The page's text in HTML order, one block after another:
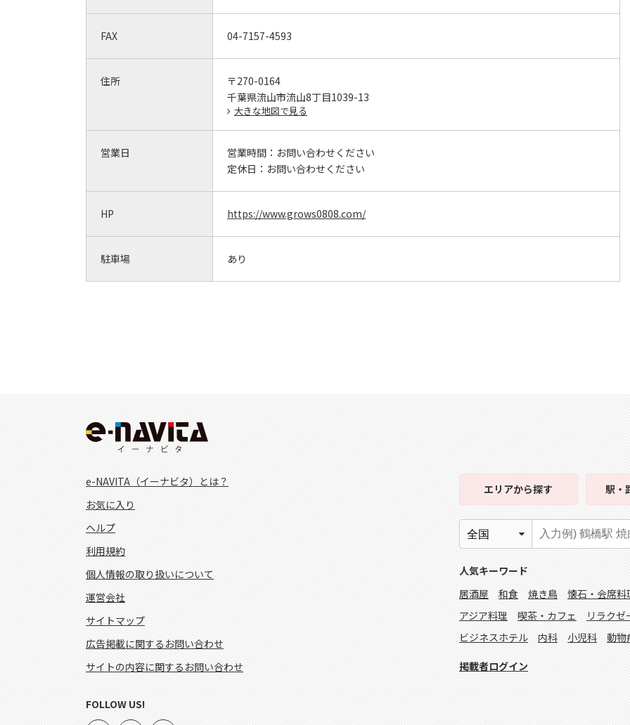
FAX 04-7157-4593
住所
〒270-0164
千葉県流山市流山8丁目1039-13
大きな地図で見る
営業日 営業時間： お問い合わせください
定休日： お問い合わせください
HP https://www.grows0808.com/
駐車場 あり
e-NAVITA（イーナビタ）とは？
お気に入り
ヘルプ
利用規約
個人情報の取り扱いについて
運営会社
サイトマップ
広告掲載に関するお問い合わせ
サイトの内容に関するお問い合わせ
エリアから探す 駅・
人気キーワード
居酒屋
和食 焼き鳥 懐石・会席料
アジア料理
喫茶・カフェ リラクゼ
ビジネスホテル
内科 小児科 動物
掲載者ログイン
FOLLOW US!